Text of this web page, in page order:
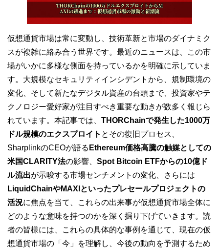
仮想通貨市場は常に変動し、技術革新と市場のダイナミク
スが複雑に絡み合う世界です。最近のニュースは、この市
場がいかに多様な側面を持っているかを明確に示していま
す。大規模なセキュリティインシデントから、規制環境の
変化、そして新たなデジタル資産の台頭まで、投資家やテ
クノロジー愛好家が注目すべき重要な動きが数多く報じら
れています。本記事では、 THORChainで発生した1000万
ドル規模のエクスプロイト とその復旧プロセス、
SharplinkのCEOが語る Ethereum価格高騰の触媒としての
米国CLARITY法の影響、 Spot Bitcoin ETFからの10億ド
ル流出が示唆する市場センチメントの変化、さらには
LiquidChainやMAXIといったプレセールプロジェクトの
活況に焦点を当て、これらの出来事が仮想通貨市場全体に
どのような意味を持つのかを深く掘り下げていきます。読
者の皆様には、これらの具体的な事例を通じて、現在の仮
想通貨市場の「今」を理解し、今後の動向を予測するため